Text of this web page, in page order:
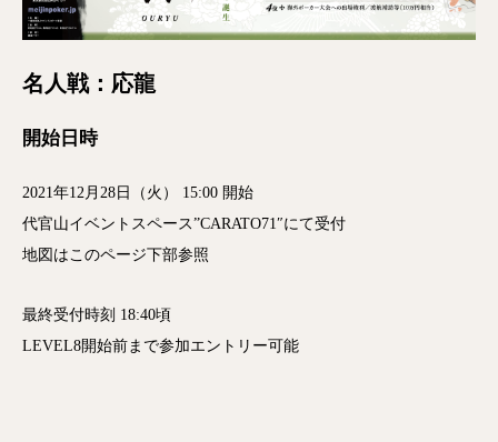
名人戦：応龍
開始日時
2021年12月28日（火） 15:00 開始
代官山イベントスペース”CARATO71″にて受付
地図はこのページ下部参照
最終受付時刻 18:40頃
LEVEL8開始前まで参加エントリー可能